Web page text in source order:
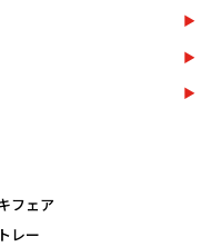
フェア
レー